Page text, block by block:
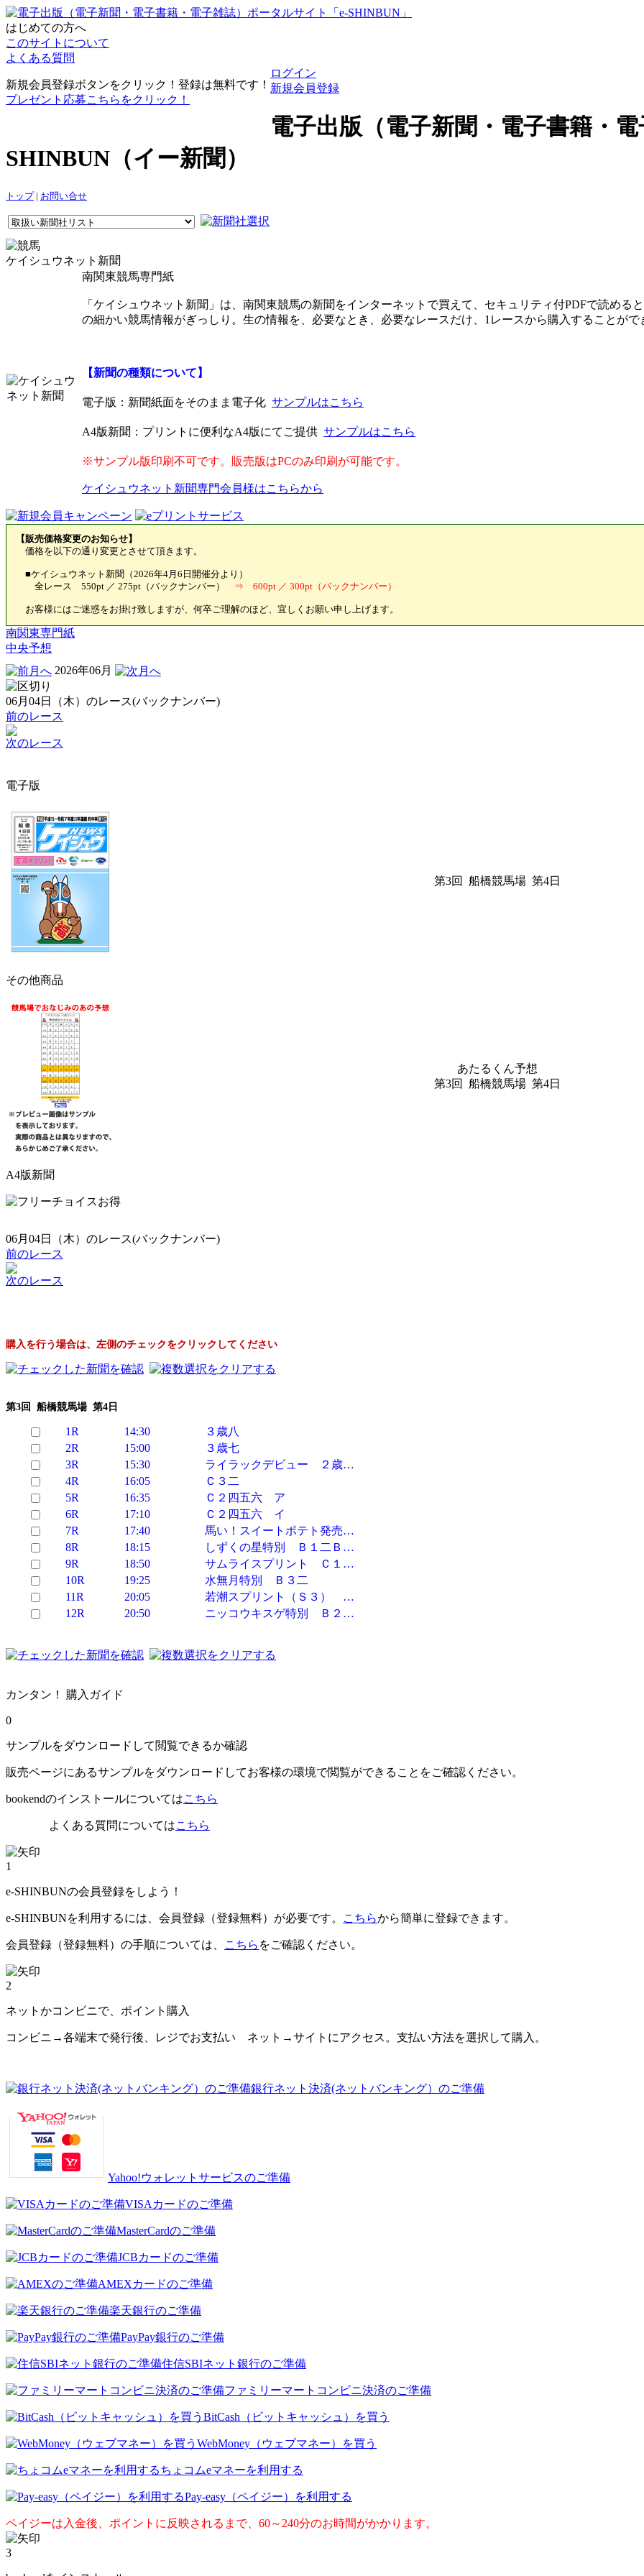
はじめての方へ
このサイトについて
よくある質問
新規会員登録ボタンをクリック！登録は無料です！
プレゼント応募こちらをクリック！
ログイン
新規会員登録
電子出版（電子新聞・電子書籍・
SHINBUN（イー新聞）
トップ| お問い合せ
ケイシュウネット新聞
南関東競馬専門紙
「ケイシュウネット新聞」は、南関東競馬の新聞をインターネットで買えて、セキュリティ付PDFで読め
の細かい競馬情報がぎっしり。生の情報を、必要なとき、必要なレースだけ、1レースから購入することがで
【新聞の種類について】
電子版 ：新聞紙面をそのまま電子化 サンプルはこちら
A4版新聞 ：プリントに便利なA4版にてご提供 サンプルはこちら
※サンプル版印刷不可です。販売版はPCのみ印刷が可能です。
ケイシュウネット新聞専門会員様はこちらから
【販売価格変更のお知らせ】
価格を以下の通り変更とさせて頂きます。
■ケイシュウネット新聞（2026年4月6日開催分より）
全レース 550pt ／ 275pt（バックナンバー） ⇒ 600pt ／ 300pt（バックナンバー）
お客様にはご迷惑をお掛け致しますが、何卒ご理解のほど、宜しくお願い申し上げます。
南関東専門紙
中央予想
2026年06月
06月04日（木）のレース(バックナンバー)
前のレース
次のレース
電子版
第3回 船橋競馬場 第4日
その他商品
あたるくん予想
第3回 船橋競馬場 第4日
A4版新聞
06月04日（木）のレース(バックナンバー)
前のレース
次のレース
購入を行う場合は、左側のチェックをクリックしてください
第3回 船橋競馬場 第4日
1R 14:30 ３歳八
2R
15:00 ３歳七
3R
15:30 ライラックデビュー ２歳…
4R
16:05 Ｃ３二
5R
16:35 Ｃ２四五六 ア
6R
17:10 Ｃ２四五六 イ
7R
17:40 馬い！スイートポテト発売…
8R
18:15 しずくの星特別 Ｂ１二Ｂ…
9R
18:50 サムライスプリント Ｃ１…
10R
19:25 水無月特別 Ｂ３二
11R
20:05 若潮スプリント（Ｓ３） …
12R
20:50 ニッコウキスゲ特別 Ｂ２…
カンタン！ 購入ガイド
0
サンプルをダウンロードして閲覧できるか確認
販売ページにあるサンプルをダウンロードしてお客様の環境で閲覧ができることをご確認ください。
bookendのインストールについてはこちら
よくある質問についてはこちら
1
e-SHINBUNの会員登録をしよう！
e-SHINBUNを利用するには、会員登録（登録無料）が必要です。 こちらから簡単に登録できます。
会員登録（登録無料）の手順については、 こちら をご確認ください。
2
ネットかコンビニで、ポイント購入
コンビニ→各端末で発行後、レジでお支払い ネット→サイトにアクセス。支払い方法を選択して購入。
銀行ネット決済(ネットバンキング）のご準備
Yahoo!ウォレットサービスのご準備
VISAカードのご準備
MasterCardのご準備
JCBカードのご準備
AMEXカードのご準備
楽天銀行のご準備
PayPay銀行のご準備
住信SBIネット銀行のご準備
ファミリーマートコンビニ決済のご準備
BitCash（ビットキャッシュ）を買う
WebMoney（ウェブマネー）を買う
ちょコムeマネーを利用する
Pay-easy（ペイジー）を利用する
ペイジーは入金後、ポイントに反映されるまで、60～240分のお時間がかかります。
3